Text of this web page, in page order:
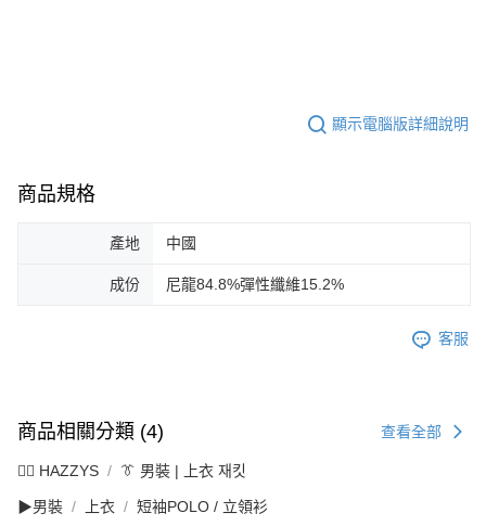
顯示電腦版詳細說明
商品規格
產地 中國
成份 尼龍84.8%彈性纖維15.2%
客服
商品相關分類 (4) 查看全部
🐕‍🦺 HAZZYS 👔 男裝 | 上衣 재킷
▶男裝 上衣 短袖POLO / 立領衫